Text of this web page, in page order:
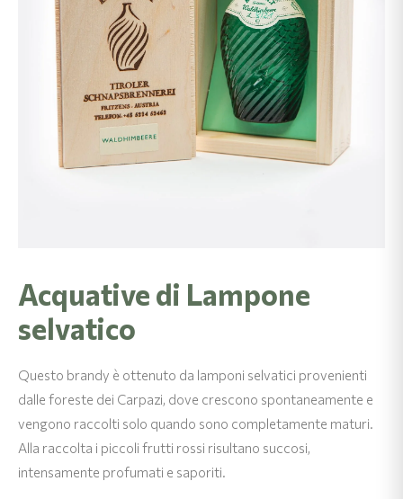
Acquative di Lampone
selvatico
Questo brandy è ottenuto da lamponi selvatici provenienti
dalle foreste dei Carpazi, dove crescono spontaneamente e
vengono raccolti solo quando sono completamente maturi.
Alla raccolta i piccoli frutti rossi risultano succosi,
intensamente profumati e saporiti.